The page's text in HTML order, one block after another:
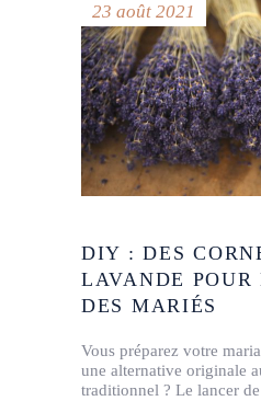
23 août 2021
DIY : DES
LAVANDE POUR
DES MARIÉS
Vous préparez votre
une alternative originale
traditionnel ? Le lancer